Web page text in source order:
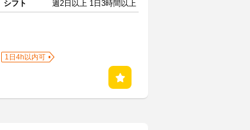
シフト
週2日以上 1日3時間以上
1日4h以内可